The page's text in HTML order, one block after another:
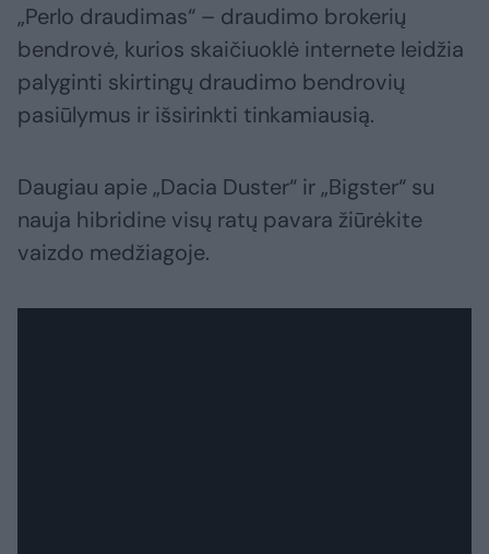
„Perlo draudimas“ – draudimo brokerių
bendrovė, kurios skaičiuoklė internete leidžia
palyginti skirtingų draudimo bendrovių
pasiūlymus ir išsirinkti tinkamiausią.
Daugiau apie „Dacia Duster“ ir „Bigster“ su
nauja hibridine visų ratų pavara žiūrėkite
vaizdo medžiagoje.